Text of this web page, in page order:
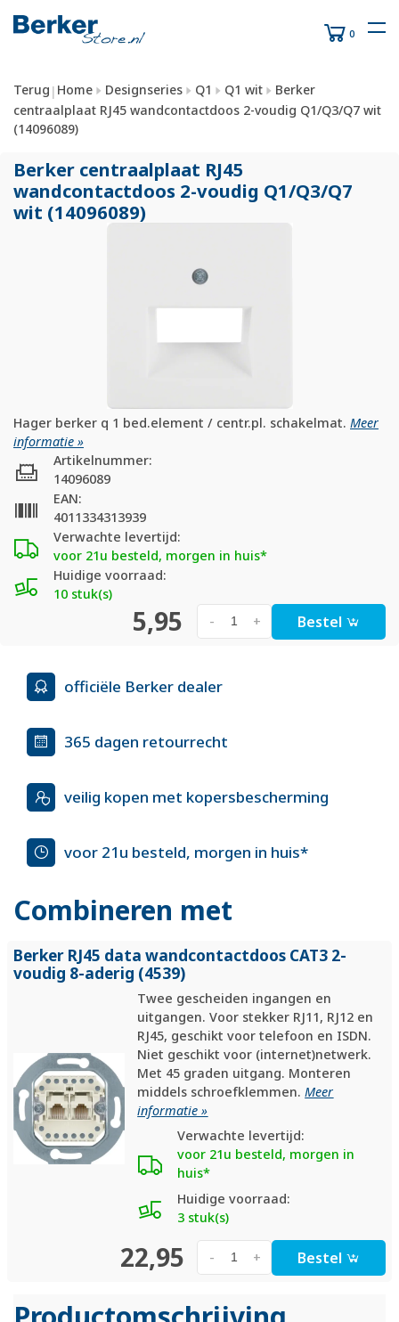
0
Terug | Home Designseries Q1 Q1 wit
Berker
centraalplaat RJ45 wandcontactdoos 2-voudig Q1/Q3/Q7 wit
(14096089)
Berker centraalplaat RJ45
wandcontactdoos 2-voudig Q1/Q3/Q7
wit (14096089)
Hager berker q 1 bed.element / centr.pl. schakelmat. Meer
informatie »
Verwachte levertijd:
voor 21u besteld, morgen in huis*
Huidige voorraad:
10 stuk(s)
Artikelnummer:
14096089
EAN:
4011334313939
5,95 +
- Bestel
officiële Berker dealer
365 dagen retourrecht
veilig kopen met kopersbescherming
voor 21u besteld, morgen in huis*
Combineren met
Berker RJ45 data wandcontactdoos CAT3 2-
voudig 8-aderig (4539)
Twee gescheiden ingangen en
uitgangen. Voor stekker RJ11, RJ12 en
RJ45, geschikt voor telefoon en ISDN.
Niet geschikt voor (internet)netwerk.
Met 45 graden uitgang. Monteren
middels schroefklemmen.Meer
informatie »
Verwachte levertijd:
voor 21u besteld, morgen in
huis*
Huidige voorraad:
3 stuk(s)
22,95 +
- Bestel